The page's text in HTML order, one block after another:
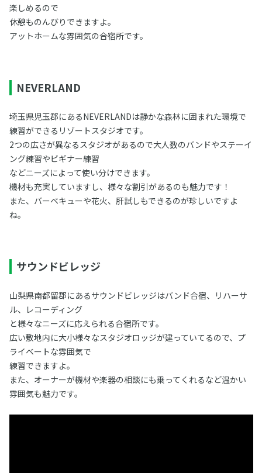
楽しめるので
休憩ものんびりできますよ。
アットホームな雰囲気の合宿所です。
NEVERLAND
埼玉県児玉郡にあるNEVERLANDは静かな森林に囲まれた環境で
練習ができるリゾートスタジオです。
2つの広さが異なるスタジオがあるので大人数のバンドやステーイ
ング練習やビギナー練習
などニーズによって使い分けできます。
機材も充実していますし、様々な割引があるのも魅力です！
また、バーベキューや花火、肝試しもできるのが珍しいですよ
ね。
サウンドビレッジ
山梨県南都留郡にあるサウンドビレッジはバンド合宿、リハーサ
ル、レコーディング
と様々なニーズに応えられる合宿所です。
広い敷地内に大小様々なスタジオロッジが建っていてるので、プ
ライベートな雰囲気で
練習できますよ。
また、オーナーが機材や楽器の相談にも乗ってくれるなど温かい
雰囲気も魅力です。